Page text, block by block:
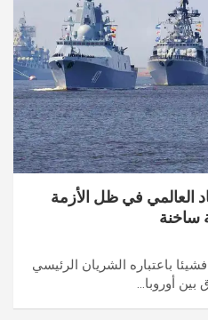
العالمي في ظل الأزمة
ساخنة
باعتباره الشريان الرئيسي
أوروبا…